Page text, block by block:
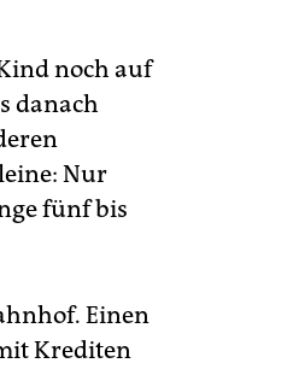
noch auf
danach
Nur
fünf bis
Einen
Krediten